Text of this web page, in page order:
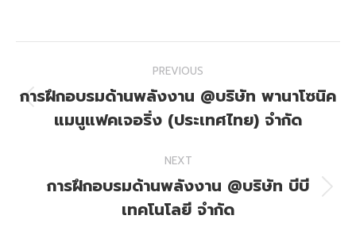
Facebook
X
navigation
PREVIOUS
Previous
post:
การฝึกอบรมด้านพลังงาน @บริษัท พานาโซนิค
แมนูแฟคเจอริ่ง (ประเทศไทย) จํากัด
NEXT
Next
post:
การฝึกอบรมด้านพลังงาน @บริษัท บีบี
เทคโนโลยี จำกัด